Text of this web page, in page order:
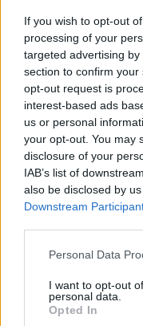
If you wish to opt-out
processing of your
targeted advertising
section to confirm
opt-out request is
interest-based ads
us or personal
your opt-out. You may
disclosure of your
IAB’s list of
also be disclosed by
Downstream
Please note that this
not limited to your visit
grant or deny consent
use your data for
Personal Data
I want to opt-out
personal data.
Opted In